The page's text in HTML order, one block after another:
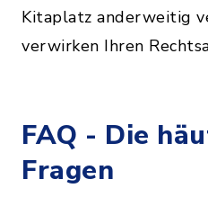
Kitaplatz anderweitig
verwirken Ihren
FAQ - Die
Fragen